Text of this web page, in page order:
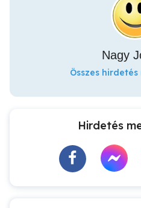
Nagy
Összes
Hirdetés